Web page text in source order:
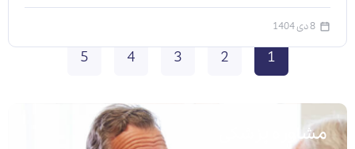
8 دی 1404
1
2
3
4
5
مشاوره پزشکی